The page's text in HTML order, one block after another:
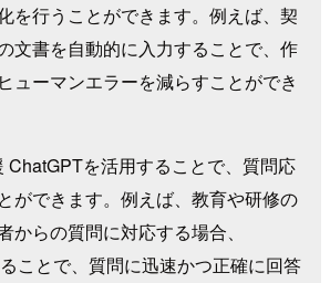
を行うことができます。例えば、契
文書を自動的に入力することで、作
ューマンエラーを減らすことができ
ChatGPTを活用することで、質問応
ができます。例えば、教育や研修の
からの質問に対応する場合、
ことで、質問に迅速かつ正確に回答